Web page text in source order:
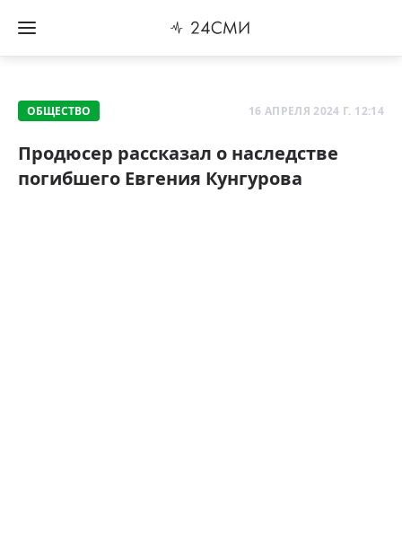
ОБЩЕСТВО 16 АПРЕЛЯ 2024 Г. 12:14
Продюсер рассказал о наследстве
погибшего Евгения Кунгурова